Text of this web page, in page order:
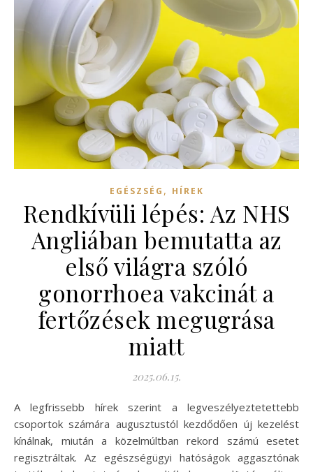
EGÉSZSÉG , HÍREK
Rendkívüli lépés: Az NHS
Angliában bemutatta az
első világra szóló
gonorrhoea vakcinát a
fertőzések megugrása
miatt
2025.06.15.
A legfrissebb hírek szerint a legveszélyeztetettebb
csoportok számára augusztustól kezdődően új kezelést
kínálnak, miután a közelmúltban rekord számú esetet
regisztráltak. Az egészségügyi hatóságok aggasztónak